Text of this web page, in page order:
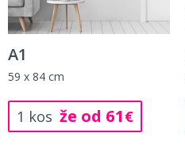
A1
59 x 84 cm
1 kos že od 61 €